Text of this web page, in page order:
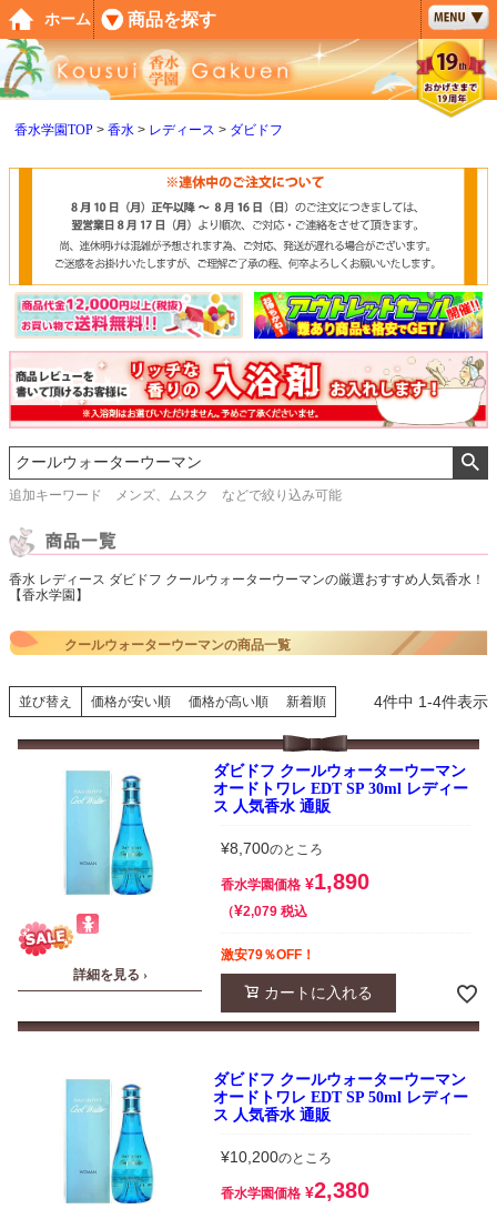
香水学園TOP 香水 レディース ダビドフ
追加キーワード メンズ、ムスク などで絞り込み可能
香水 レディース ダビドフ クールウォーターウーマンの厳選おすすめ人気香水！
【香水学園】
クールウォーターウーマンの商品一覧
並び替え 価格が安い順 価格が高い順 新着順 4件中 1-4件表示
詳細を見る ›
ダビドフ クールウォーターウーマン
オードトワレ EDT SP 30ml レディー
ス 人気香水 通販
¥8,700のところ
香水学園価格 ¥1,890
¥2,079 税込
激安79％OFF！
カートに入れる
ダビドフ クールウォーターウーマン
オードトワレ EDT SP 50ml レディー
ス 人気香水 通販
¥10,200のところ
香水学園価格 ¥2,380
ペー
ジト
ップ
へ
ホーム 商品を探す